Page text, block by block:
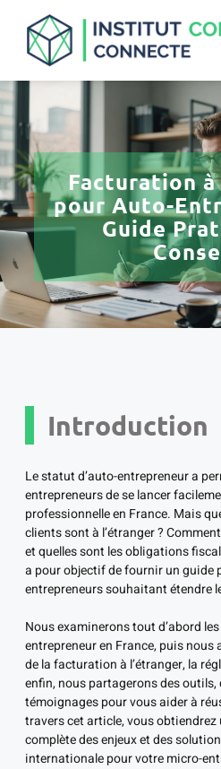
Facturation à
pour Auto-
Guide
Introduction
Le statut d’auto-entrepreneur a
entrepreneurs de se lancer
professionnelle en France. Mais
clients sont à l’étranger ?
et quelles sont les obligations
a pour objectif de fournir un guide
entrepreneurs souhaitant étendre
Nous examinerons tout d’abord
entrepreneur en France, puis
de la facturation à l’étranger, la
enfin, nous partagerons des
témoignages pour vous aider à
travers cet article, vous obtiendrez
complète des enjeux et des
internationale pour votre micro-